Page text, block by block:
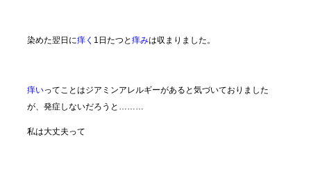
染めた翌日に痒く 1日たつと痒みは収まりました。
痒いってことはジアミンアレルギーがあると気づいておりました
が、発症しないだろうと………
私は大丈夫って